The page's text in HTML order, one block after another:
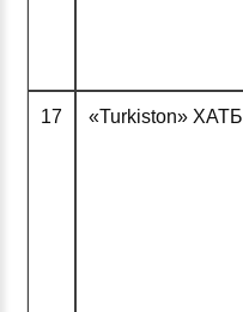
17 «Turkiston» ХАТБ